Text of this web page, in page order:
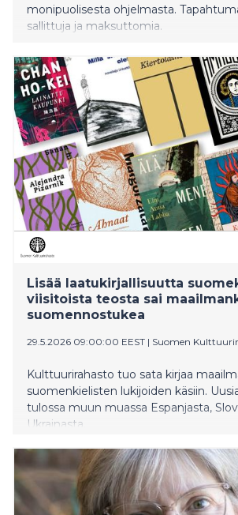
monipuolisesta ohjelmasta.
sallittuja ja maksuttomia.
Lisää laatukirjallisuutta
viisitoista teosta sai
suomennostukea
29.5.2026 09:00:00 EEST | Suomen
Kulttuurirahasto tuo sata kirjaa
suomenkielisten lukijoiden käsiin.
tulossa muun muassa Espanjasta,
Ukrainasta.